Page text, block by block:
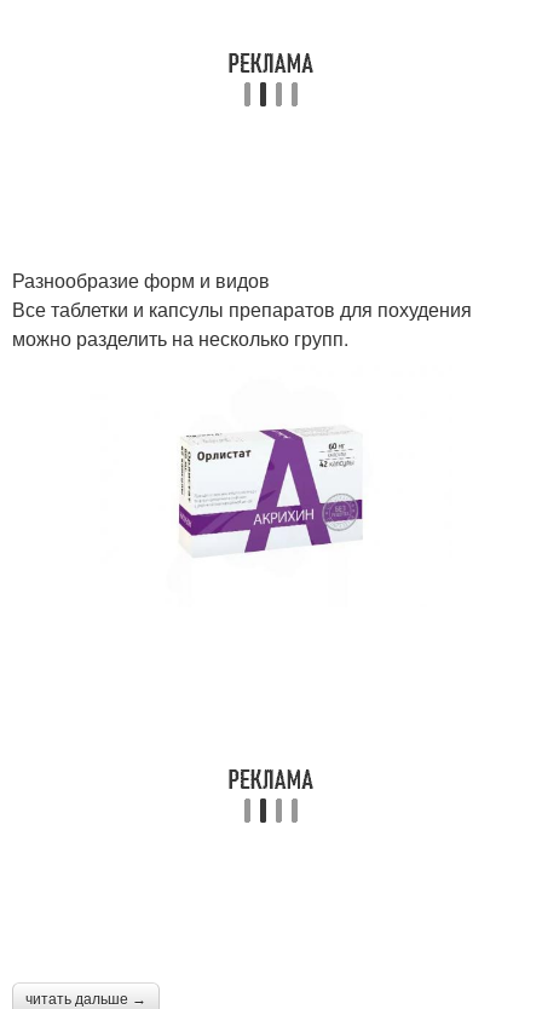
Разнообразие форм и видов
Все таблетки и капсулы препаратов для похудения
можно разделить на несколько групп.
читать дальше →